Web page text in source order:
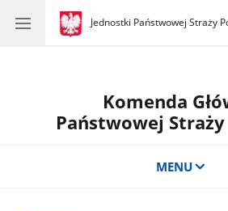
gov.pl
Jednostki Państwowej Straży
gov.pl
Jednostki
Komenda
Państwowej
MENU